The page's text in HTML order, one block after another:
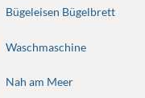
Bügeleisen Bügelbrett
Waschmaschine
Nah am Meer